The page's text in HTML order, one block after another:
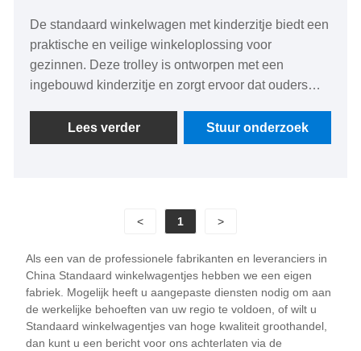
De standaard winkelwagen met kinderzitje biedt een
praktische en veilige winkeloplossing voor
gezinnen. Deze trolley is ontworpen met een
ingebouwd kinderzitje en zorgt ervoor dat ouders
veilig en dichtbij houden. De standaard
winkelwagen met kinderzitje is gemaakt van
soepel rollende wielen zorgen voor gemakkelijke
manoeuvreerbaarheid en de ergonomische
gebruik. De standaard winkelwagen met kinderzitje
is ideaal voor supermarkten en winkels en
combineert gemak en veiligheid voor een naadloze
winkelervaring.
Lees verder Stuur onderzoek
< 1 >
Als een van de professionele fabrikanten en leveranciers in
China Standaard winkelwagentjes hebben we een eigen
fabriek. Mogelijk heeft u aangepaste diensten nodig om aan
de werkelijke behoeften van uw regio te voldoen, of wilt u
Standaard winkelwagentjes van hoge kwaliteit groothandel,
dan kunt u een bericht voor ons achterlaten via de